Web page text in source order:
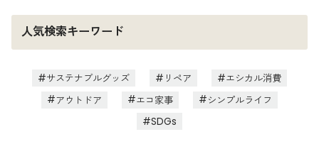
人気検索キーワード
サステナブルグッズ リペア
エシカル消費
アウトドア
エコ家事
シンプルライフ
SDGs